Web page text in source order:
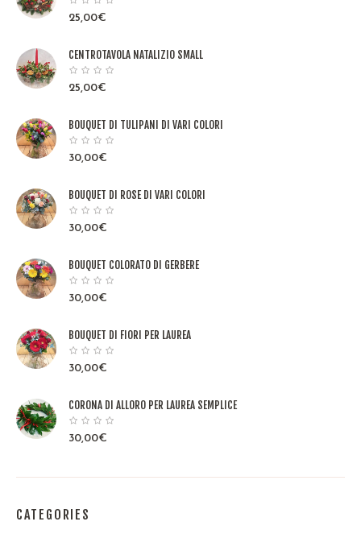
25,00€
CENTROTAVOLA NATALIZIO SMALL
25,00€
BOUQUET DI TULIPANI DI VARI COLORI
30,00€
BOUQUET DI ROSE DI VARI COLORI
30,00€
BOUQUET COLORATO DI GERBERE
30,00€
BOUQUET DI FIORI PER LAUREA
30,00€
CORONA DI ALLORO PER LAUREA SEMPLICE
30,00€
CATEGORIES